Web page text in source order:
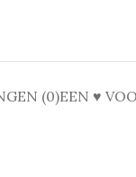
(0)EEN ♥